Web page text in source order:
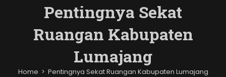
Pentingnya Sekat
Ruangan Kabupaten
Lumajang
Home > Pentingnya Sekat Ruangan Kabupaten Lumajang